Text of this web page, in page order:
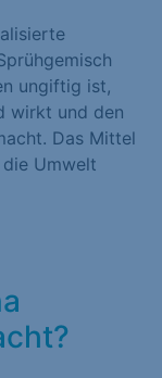
ungiftig ist,
wirkt und den
Das Mittel
Umwelt